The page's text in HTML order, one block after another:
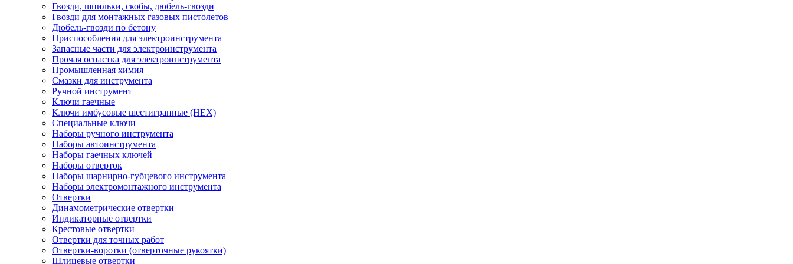
Гвозди, шпильки, скобы, дюбель-гвозди
Гвозди для монтажных газовых пистолетов
Дюбель-гвозди по бетону
Приспособления для электроинструмента
Запасные части для электроинструмента
Прочая оснастка для электроинструмента
Промышленная химия
Смазки для инструмента
Ручной инструмент
Ключи гаечные
Ключи имбусовые шестигранные (HEX)
Специальные ключи
Наборы ручного инструмента
Наборы автоинструмента
Наборы гаечных ключей
Наборы отверток
Наборы шарнирно-губцевого инструмента
Наборы электромонтажного инструмента
Отвертки
Динамометрические отвертки
Индикаторные отвертки
Крестовые отвертки
Отвертки для точных работ
Отвертки-воротки (отверточные рукоятки)
Шлицевые отвертки